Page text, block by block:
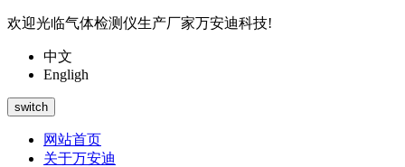
欢迎光临气体检测仪生产厂家万安迪科技!
中文
Engligh
switch
网站首页
关于万安迪